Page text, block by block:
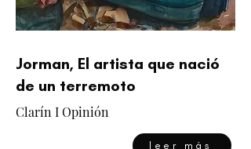
Jorman, El artista que nació
de un terremoto
Clarín I Opinión
leer más